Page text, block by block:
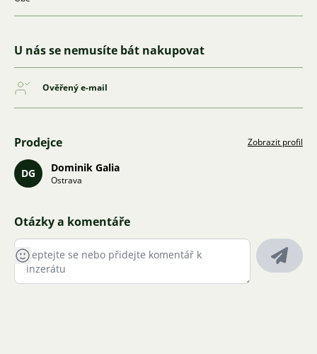
U nás se nemusíte bát nakupovat
Ověřený e-mail
Prodejce Zobrazit profil
DG Dominik Galia
Ostrava
Otázky a komentáře